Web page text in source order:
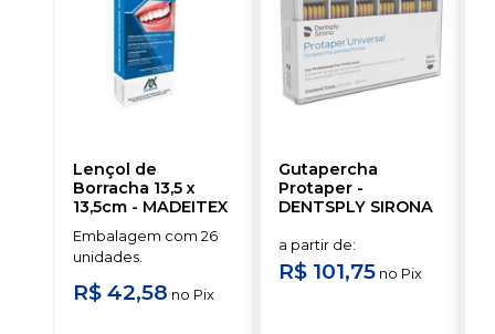
Lençol de
Borracha 13,5 x
13,5cm - MADEITEX
Embalagem com 26
unidades.
R$ 42,58 no Pix
Gutapercha
Protaper-
DENTSPLY SIRONA
a partir de:
R$ 101,75 no Pix